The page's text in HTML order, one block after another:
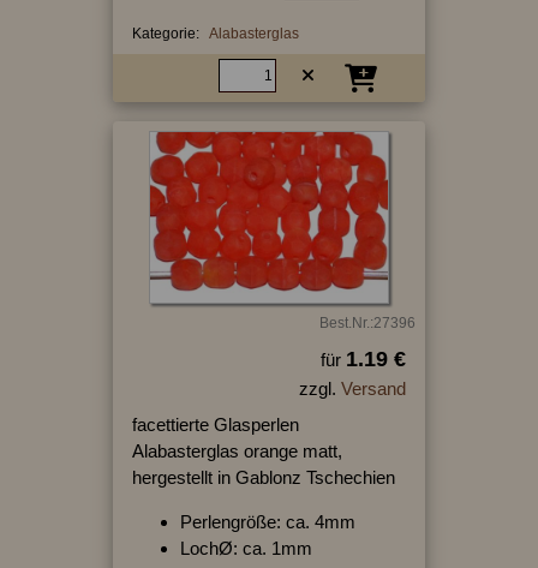
Kategorie: Alabasterglas
Best.Nr.:27396
für 1.19 €
zzgl. Versand
facettierte Glasperlen
Alabasterglas orange matt,
hergestellt in Gablonz Tschechien
Perlengröße: ca. 4mm
LochØ: ca. 1mm